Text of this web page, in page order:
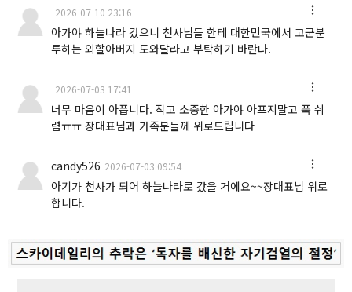
2026-07-10 23:16
아가야 하늘나라 갔으니 천사님들 한테 대한민국에서 고군분
투하는 외할아버지 도와달라고 부탁하기 바란다.
2026-07-03 17:41
너무 마음이 아픕니다. 작고 소중한 아가야 아프지말고 푹 쉬
렴ㅠㅠ 장대표님과 가족분들께 위로드립니다
candy526 2026-07-03 09:54
아기가 천사가 되어 하늘나라로 갔을 거에요~~장대표님 위로
합니다.